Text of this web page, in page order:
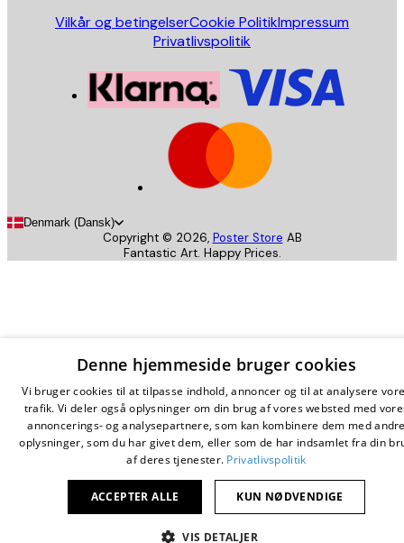
Vilkår og betingelserCookie PolitikImpressum
Privatlivspolitik
Denmark (Dansk)
Copyright © 2026, Poster Store AB
Fantastic Art. Happy Prices.
Denne hjemmeside bruger cookies
Vi bruger cookies til at tilpasse indhold, annoncer og til at analysere
trafik. Vi deler også oplysninger om din brug af vores websted med
annoncerings- og analysepartnere, som kan kombinere dem med
oplysninger, som du har givet dem, eller som de har indsamlet fra din
af deres tjenester. Privatlivspolitik
ACCEPTER ALLE KUN NØDVENDIGE
VIS DETALJER